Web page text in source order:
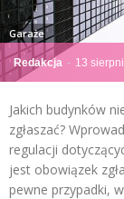
Redakcja - 13
Garaże
Jakich budynków
zgłaszać?
regulacji
jest obowiązek
pewne przypadki,